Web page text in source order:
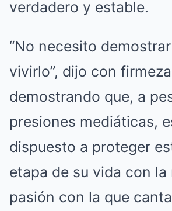
verdadero y estable.
“No necesito
vivirlo”, dijo con
demostrando que, a
presiones mediáticas,
dispuesto a proteger
etapa de su vida con la
pasión con la que